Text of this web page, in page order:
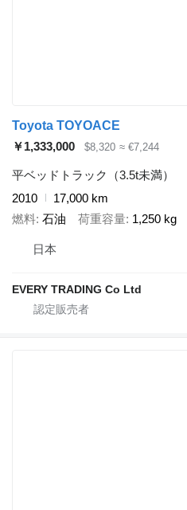
Toyota TOYOACE
￥1,333,000
$8,320 ≈ €7,244
平ベッドトラック（3.5t未満）
2010
17,000 km
燃料 石油 荷重容量 1,250 kg
日本
EVERY TRADING Co Ltd